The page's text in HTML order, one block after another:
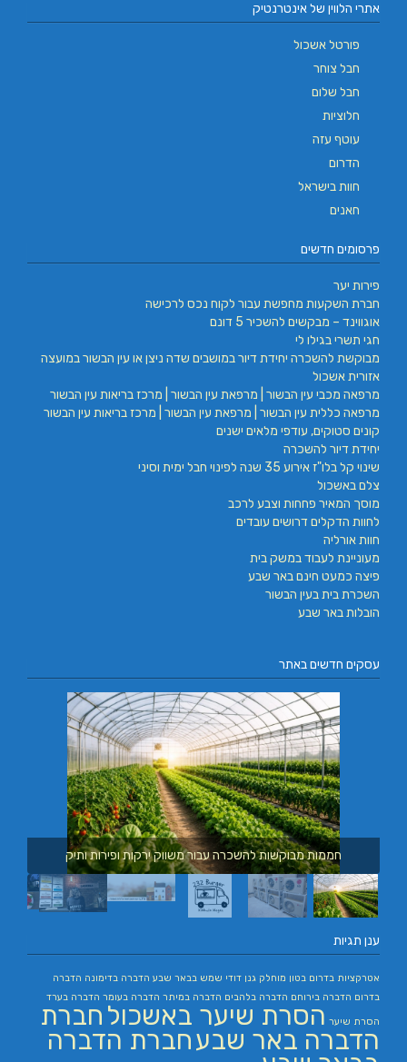
אתרי הלווין של אינטרנטיק
פורטל אשכול
חבל צוחר
חבל שלום
חלוציות
עוטף עזה
הדרום
חוות בישראל
חאנים
פרסומים חדשים
פירות יער
חברת השקעות מחפשת עבור לקוח נכס לרכישה
אוגווינד – מבקשים להשכיר 5 דונם
חגי תשרי בגילו לי
מבוקשת להשכרה יחידת דיור במושבים שדה ניצן או עין הבשור במועצה
אזורית אשכול
מרפאה מכבי עין הבשור | מרפאת עין הבשור | מרכז בריאות עין הבשור
מרפאה כללית עין הבשור | מרפאת עין הבשור | מרכז בריאות עין הבשור
קונים סטוקים, עודפי מלאים ישנים
יחידת דיור להשכרה
שינוי קל בלו"ז אירוע 35 שנה לפינוי חבל ימית וסיני
צלם באשכול
מוסך המאיר פחחות וצבע לרכב
לחוות הדקלים דרושים עובדים
חוות אורליה
מעוניינת לעבוד במשק בית
פיצה כמעט חינם באר שבע
השכרת בית בעין הבשור
הובלות באר שבע
עסקים חדשים באתר
חממות מבוקשות להשכרה עבור משווק ירקות ופירות ותיק
ענן תגיות
אטרקציות בדרום בטון מוחלק גנן דודי שמש בבאר שבע הדברה בדימונה הדברה
בדרום הדברה בירוחם הדברה בלהבים הדברה במיתר הדברה בעומר הדברה בערד
הסרת שיער הסרת שיער באשכול חברת
הדברה באר שבעחברת הדברה